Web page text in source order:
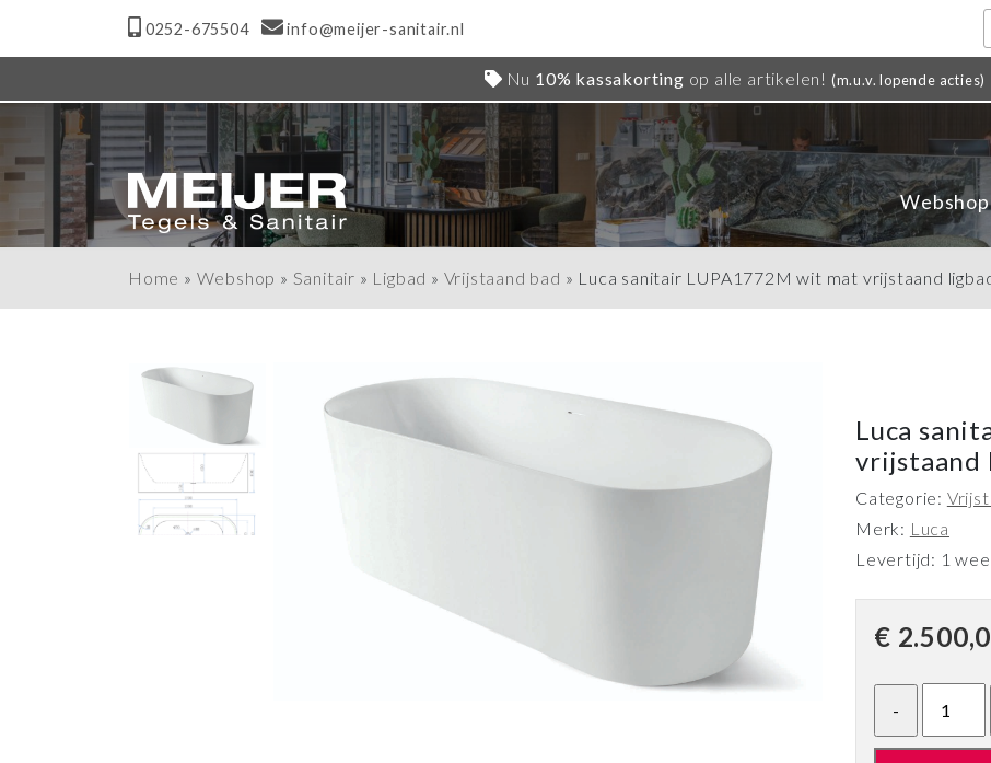
0252-675504 info@meijer-sanitair.nl
Nu 10% kassakorting op alle artikelen! (m.u.v. lopende acties)
Webshop
Home » Webshop » Sanitair » Ligbad » Vrijstaand bad » Luca sanitair LUPA1772M wit mat vrijstaand
Luca
vrijstaand
Categorie:
Merk: Luca
Levertijd: 1
€